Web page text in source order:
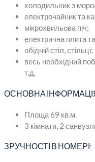
холодильник з
електрочайник та
мікрохвильова піч;
електрична плита
обідній стіл, стільці;
весь необхідний
т.д.
ОСНОВНА
Площа 69 кв.м.
3 кімнати, 2
ЗРУЧНОСТІ В НОМЕРІ: